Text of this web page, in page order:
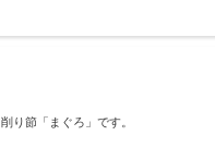
り節「まぐろ」です。